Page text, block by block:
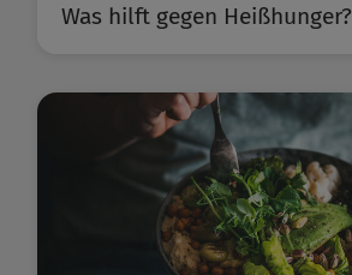
Was hilft gegen Heißhunger?